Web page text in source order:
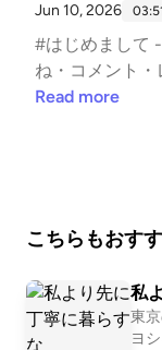
Jun 10, 2026
#はじめまして
ね・コメント
d.fm/channels/
Read more
こちらもおす
私
東
ヨ